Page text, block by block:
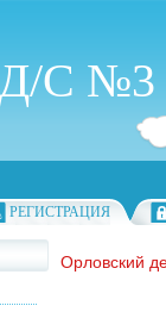
С №3
РЕГИСТРАЦИЯ
Орловский